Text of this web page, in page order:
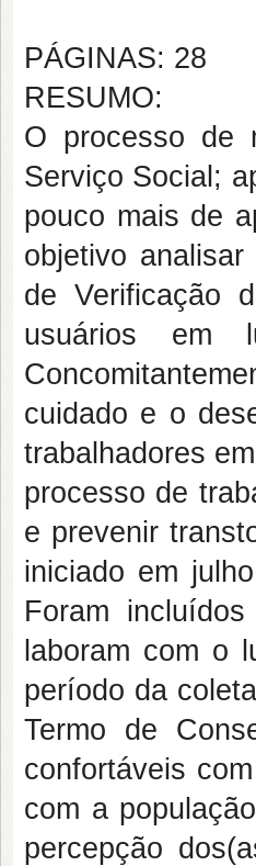
PÁGINAS: 28
RESUMO:
O processo de
Serviço Social;
pouco mais de
objetivo
de Verificação
usuários em
cuidado e o
trabalhadores
processo de
e prevenir
iniciado em
Foram
laboram com o
período da
Termo de
confortáveis
com a
percepção